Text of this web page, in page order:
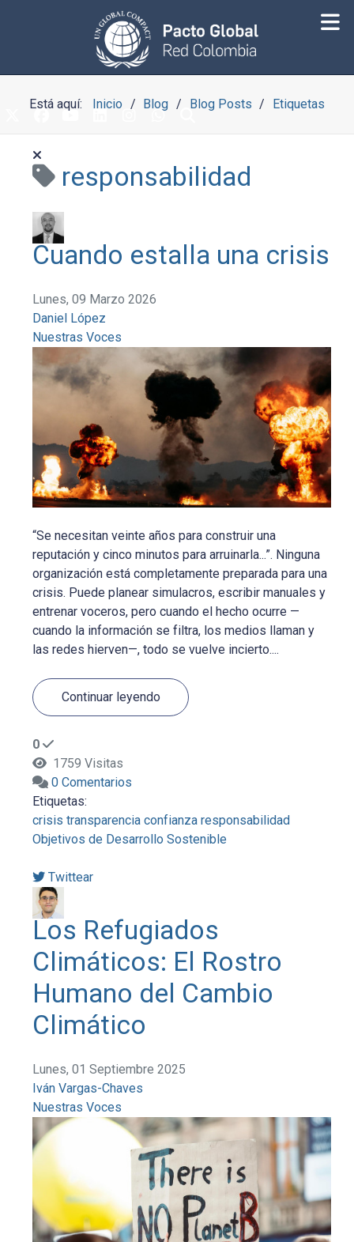
Está aquí: Inicio Blog Blog Posts Etiquetas
responsabilidad
Cuando estalla una crisis
Lunes, 09 Marzo 2026
Daniel López
Nuestras Voces
“Se necesitan veinte años para construir una
reputación y cinco minutos para arruinarla...”. Ninguna
organización está completamente preparada para una
crisis. Puede planear simulacros, escribir manuales y
entrenar voceros, pero cuando el hecho ocurre —
cuando la información se filtra, los medios llaman y
las redes hierven—, todo se vuelve incierto....
Continuar leyendo
0
1759 Visitas
0 Comentarios
Etiquetas:
crisis transparencia confianza responsabilidad
Objetivos de Desarrollo Sostenible
Twittear
Los Refugiados
Climáticos: El Rostro
Humano del Cambio
Climático
Lunes, 01 Septiembre 2025
Iván Vargas-Chaves
Nuestras Voces